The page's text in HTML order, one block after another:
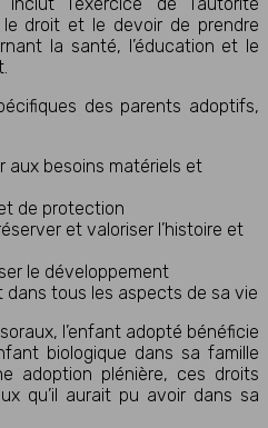
droit et le devoir de prendre
la santé, l’éducation et le
des parents adoptifs,
aux besoins matériels et
de protection
et valoriser l’histoire et
le développement
dans tous les aspects de sa vie
l’enfant adopté bénéficie
biologique dans sa famille
adoption plénière, ces droits
qu’il aurait pu avoir dans sa